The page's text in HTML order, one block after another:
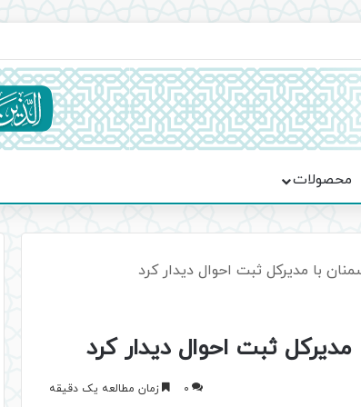
و تمدن‌سازی امت اسلامی
محصولات
با مدیرکل ثبت احوال دیدار کرد
ثبت احوال دیدار کرد
0 زمان مطالعه یک دقیقه